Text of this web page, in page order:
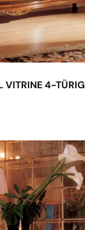
VITRINE 4-TÜRIG